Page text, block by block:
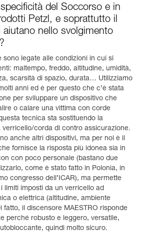
del Soccorso e in
Petzl, e soprattutto il
aiutano nello svolgimento
sono legate alle condizioni in cui si
maltempo, freddo, altitudine, umidità,
scarsità di spazio, durata… Utilizziamo
anni ed è per questo che c’è stata
per sviluppare un dispositivo che
o calare una vittima con corde
tecnica sta sostituendo la
verricello/corda di contro assicurazione.
anche altri dispositivi, ma per noi è il
fornisce la risposta più idonea sia in
con poco personale (bastano due
come è stato fatto in Polonia, in
congresso dell’ICAR), ma permette
limiti imposti da un verricello ad
o elettrica (altitudine, ambiente
fatto, il discensore MAESTRO risponde
perché robusto e leggero, versatile,
quindi molto sicuro.